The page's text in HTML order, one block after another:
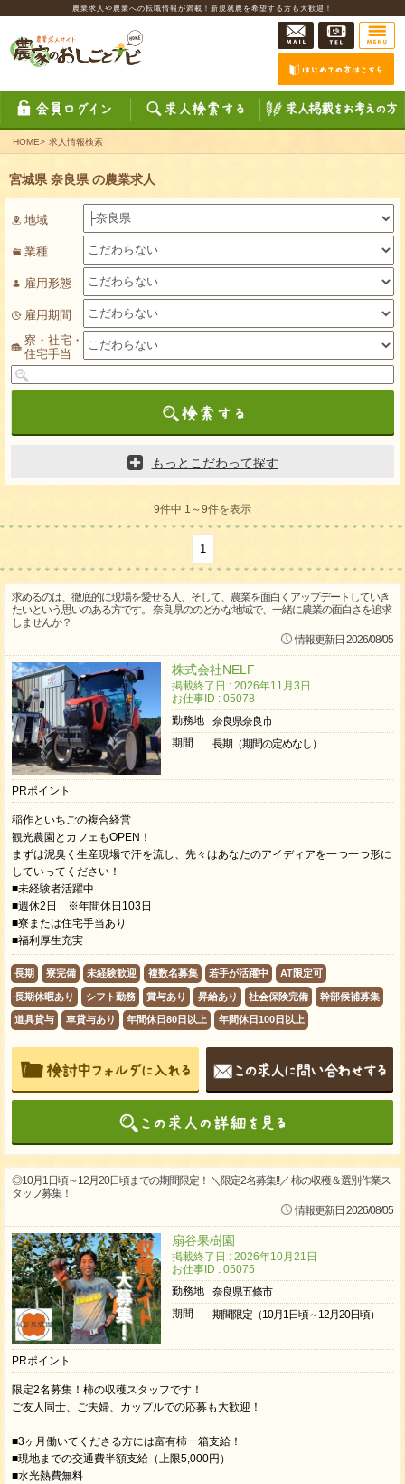
農業求人や農業への転職情報が満載！新規就農を希望する方も大歓迎！
HOME> 求人情報検索
宮城県 奈良県 の農業求人
地域
業種
雇用形態
雇用期間
寮・社宅・
住宅手当
もっとこだわって探す
9件中 1～9件を表示
1
求めるのは、徹底的に現場を愛せる人、そして、農業を面白くアップデートしていき
たいという思いのある方です。 奈良県ののどかな地域で、一緒に農業の面白さを追求
しませんか？
情報更新日 2026/08/05
株式会社NELF
掲載終了日 : 2026年11月3日
お仕事ID : 05078
勤務地
奈良県奈良市
期間
長期（期間の定めなし）
PRポイント
稲作といちごの複合経営
観光農園とカフェもOPEN！
まずは泥臭く生産現場で汗を流し、先々はあなたのアイディアを一つ一つ形に
していってください！
■未経験者活躍中
■週休2日 ※年間休日103日
■寮または住宅手当あり
■福利厚生充実
長期 寮完備 未経験歓迎 複数名募集 若手が活躍中 AT限定可
長期休暇あり シフト勤務 賞与あり 昇給あり 社会保険完備 幹部候補募集
道具貸与 車貸与あり 年間休日80日以上 年間休日100日以上
◎10月1日頃～12月20日頃までの期間限定！ ＼限定2名募集!!／ 柿の収穫＆選別作業ス
タッフ募集！
情報更新日 2026/08/05
扇谷果樹園
掲載終了日 : 2026年10月21日
お仕事ID : 05075
勤務地
奈良県五條市
期間
期間限定（10月1日頃～12月20日頃）
PRポイント
限定2名募集！柿の収穫スタッフです！
ご友人同士、ご夫婦、カップルでの応募も大歓迎！
■3ヶ月働いてくださる方には富有柿一箱支給！
■現地までの交通費半額支給（上限5,000円）
■水光熱費無料